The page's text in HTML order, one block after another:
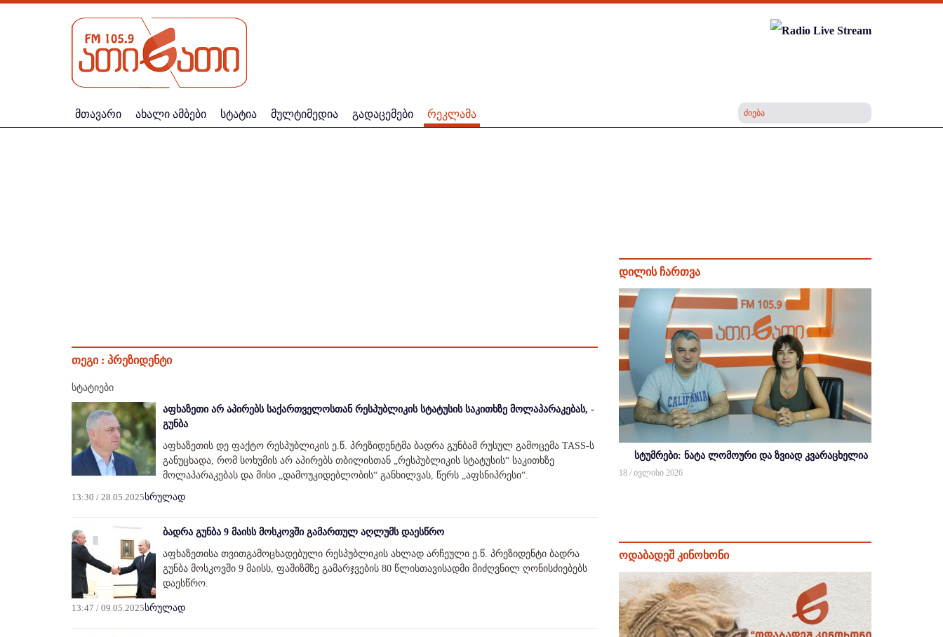
მთავარი ახალი ამბები სტატია მულტიმედია გადაცემები რეკლამა
თეგი : პრეზიდენტი
სტატიები
აფხაზეთი არ აპირებს საქართველოსთან რესპუბლიკის სტატუსის საკითხზე მოლაპარაკებას, -
გუნბა
აფხაზეთის დე ფაქტო რესპუბლიკის ე.წ. პრეზიდენტმა ბადრა გუნბამ რუსულ გამოცემა TASS-ს
განუცხადა, რომ სოხუმის არ აპირებს თბილისთან „რესპუბლიკის სტატუსის“ საკითხზე
მოლაპარაკებას და მისი „დამოუკიდებლობის“ განხილვას, წერს „აფსნიპრესი“.
13:30 / 28.05.2025სრულად
ბადრა გუნბა 9 მაისს მოსკოვში გამართულ აღლუმს დაესწრო
აფხაზეთისა თვითგამოცხადებული რესპუბლიკის ახლად არჩეული ე.წ. პრეზიდენტი ბადრა
გუნბა მოსკოვში 9 მაისს, ფაშიზმზე გამარჯვების 80 წლისთავისადმი მიძღვნილ ღონისძიებებს
დაესწრო.
13:47 / 09.05.2025სრულად
დილის ჩართვა
სტუმრები: ნატა ლომოური და ზვიად კვარაცხელია
18 / ივლისი 2026
ოდაბადეშ კინოხონი